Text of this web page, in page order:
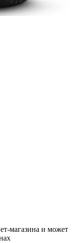
магазина и может